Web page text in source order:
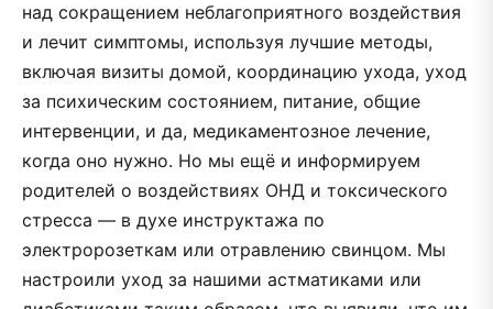
над сокращением неблагоприятного воздействия
и лечит симптомы, используя лучшие методы,
включая визиты домой, координацию ухода, уход
за психическим состоянием, питание, общие
интервенции, и да, медикаментозное лечение,
когда оно нужно. Но мы ещё и информируем
родителей о воздействиях ОНД и токсического
стресса — в духе инструктажа по
электророзеткам или отравлению свинцом. Мы
настроили уход за нашими астматиками или